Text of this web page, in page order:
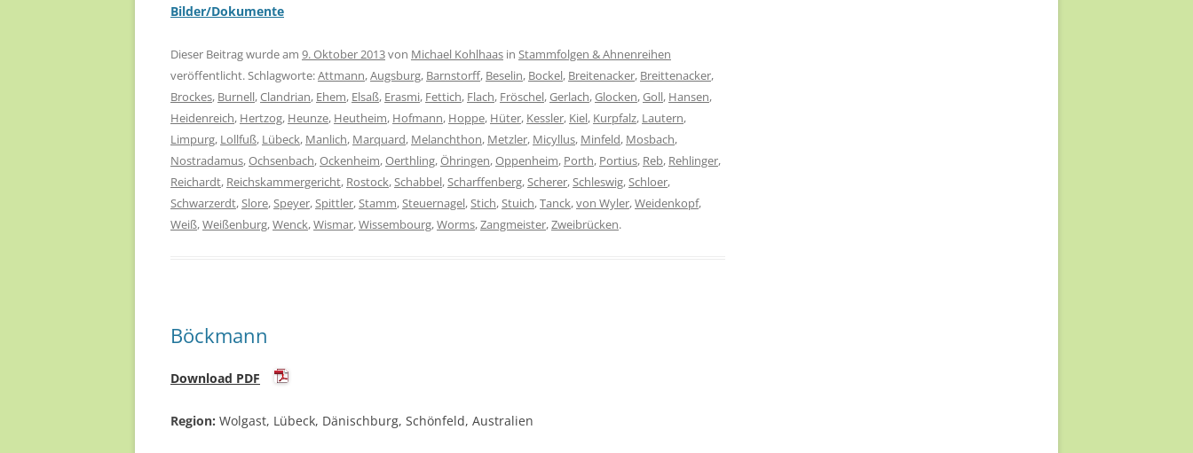
Bilder/Dokumente
Dieser Beitrag wurde am 9. Oktober 2013von Michael Kohlhaas in Stammfolgen & Ahnenreihen
veröffentlicht. Schlagworte:Attmann,Augsburg, Barnstorff, Beselin, Bockel, Breitenacker, Breittenacker,
Brockes, Burnell,Clandrian, Ehem, Elsaß, Erasmi, Fettich, Flach, Fröschel,Gerlach,Glocken,Goll, Hansen,
Heidenreich, Hertzog, Heunze, Heutheim, Hofmann, Hoppe, Hüter, Kessler, Kiel, Kurpfalz, Lautern,
Limpurg, Lollfuß, Lübeck, Manlich, Marquard, Melanchthon, Metzler, Micyllus, Minfeld, Mosbach,
Nostradamus,Ochsenbach,Ockenheim,Oerthling,Öhringen,Oppenheim, Porth, Portius, Reb, Rehlinger,
Reichardt, Reichskammergericht, Rostock,Schabbel,Scharffenberg,Scherer,Schleswig,Schloer,
Schwarzerdt,Slore,Speyer,Spittler,Stamm,Steuernagel,Stich,Stuich,Tanck,von Wyler,Weidenkopf,
Weiß,Weißenburg,Wenck,Wismar,Wissembourg,Worms,Zangmeister,Zweibrücken.
Böckmann
Download PDF
Region: Wolgast, Lübeck, Dänischburg, Schönfeld, Australien